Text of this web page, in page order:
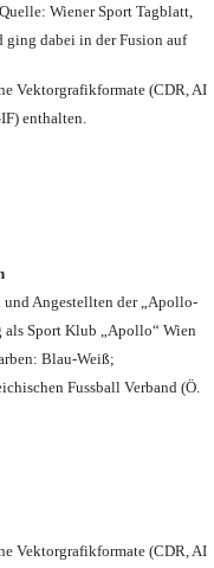
Wiener Sport Tagblatt,
ging dabei in der Fusion auf
Vektorgrafikformate (CDR, AI
enthalten.
und Angestellten der „Apollo-
als Sport Klub „Apollo“ Wien
Blau-Weiß;
Fussball Verband (Ö.
Vektorgrafikformate (CDR, AI